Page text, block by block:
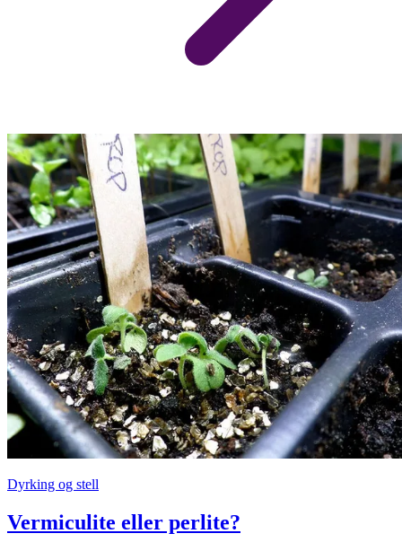
Dyrking og stell
Vermiculite eller perlite?